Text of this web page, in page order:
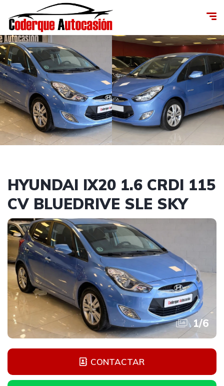
HYUNDAI IX20 1.6 CRDI 115
CV BLUEDRIVE SLE SKY
1/6
CONTACTAR